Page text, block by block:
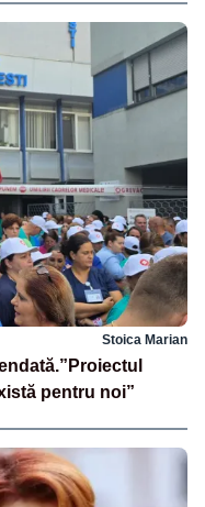
Stoica Marian
pentru noi”